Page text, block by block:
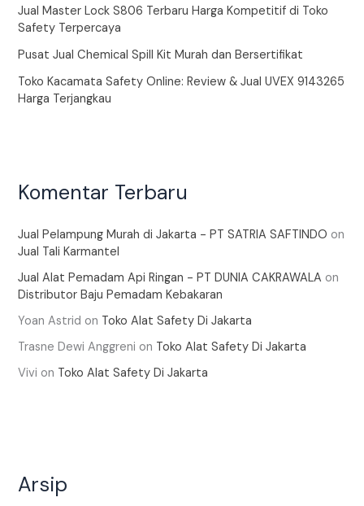
Jual Master Lock S806 Terbaru Harga Kompetitif di Toko
Safety Terpercaya
Pusat Jual Chemical Spill Kit Murah dan Bersertifikat
Toko Kacamata Safety Online: Review & Jual UVEX 9143265
Harga Terjangkau
Komentar Terbaru
Jual Pelampung Murah di Jakarta - PT SATRIA SAFTINDO on
Jual Tali Karmantel
Jual Alat Pemadam Api Ringan - PT DUNIA CAKRAWALA on
Distributor Baju Pemadam Kebakaran
Yoan Astrid on Toko Alat Safety Di Jakarta
Trasne Dewi Anggreni on Toko Alat Safety Di Jakarta
Vivi on Toko Alat Safety Di Jakarta
Arsip